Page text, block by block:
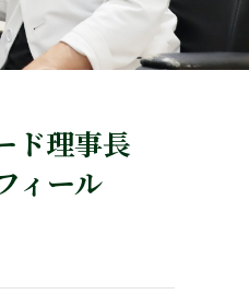
ド理事長
ィール